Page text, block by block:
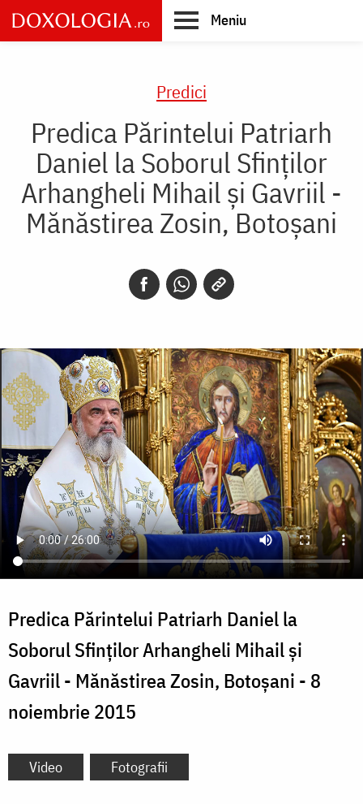
Skip
to
main
Meniu
Predici
Predica Părintelui Patriarh
Daniel la Soborul Sfinţilor
Arhangheli Mihail şi Gavriil -
Mănăstirea Zosin, Botoşani
Predica Părintelui Patriarh Daniel la
Soborul Sfinţilor Arhangheli Mihail şi
Gavriil - Mănăstirea Zosin, Botoşani - 8
noiembrie 2015
Video Fotografii